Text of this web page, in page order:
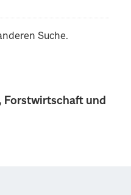
Forstwirtschaft und
Suche.